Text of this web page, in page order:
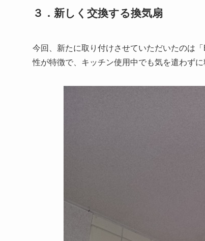
３．新しく交換する換気扇
今回、新たに取り付けさせていただいたのは
性が特徴で、キッチン使用中でも気を遣わずに